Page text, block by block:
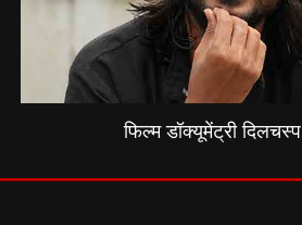
फिल्म डॉक्यूमेंट्री